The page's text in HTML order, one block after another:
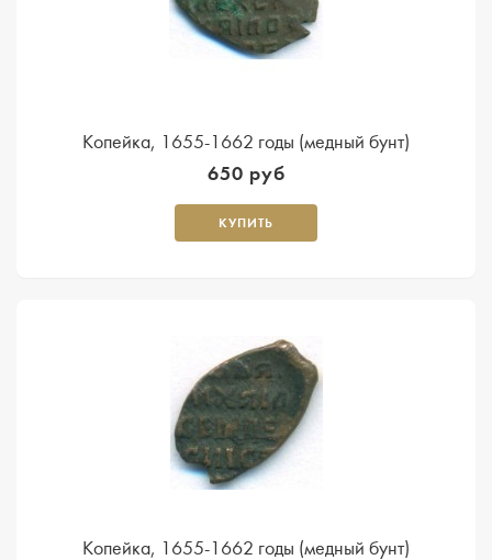
Копейка, 1655-1662 годы (медный бунт)
650 руб
КУПИТЬ
Копейка, 1655-1662 годы (медный бунт)